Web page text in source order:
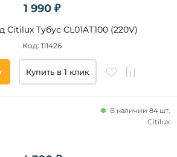
1 990 ₽
Тубус CL01AT100 (220V)
Код: 111426
Купить в 1 клик
В наличии 84 шт.
Citilux